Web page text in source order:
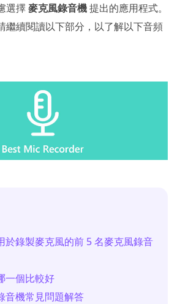
選擇麥克風錄音機提出的應用程式。
繼續閱讀以下部分，以了解以下音頻
於錄製麥克風的前 5 名麥克風錄音
一個比較好
音機常見問題解答